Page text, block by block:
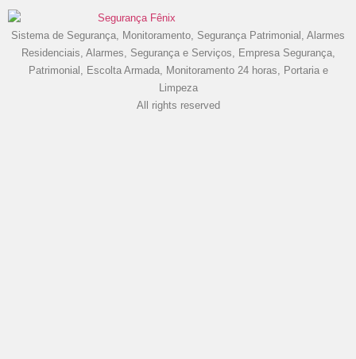
Sistema de Segurança, Monitoramento, Segurança Patrimonial, Alarmes
Residenciais, Alarmes, Segurança e Serviços, Empresa Segurança,
Patrimonial, Escolta Armada, Monitoramento 24 horas, Portaria e
Limpeza
All rights reserved